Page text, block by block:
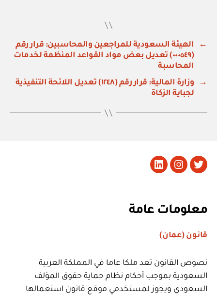
←
الهيئة السعودية للمراجعين والمحاسبين: قرار رقم
(٠٠٠٥٤٩) تعديل بعض مواد القواعد المنظمة لخدمات
المحاسبة
→
وزارة المالية: قرار رقم (١٢٤٨) تعديل اللائحة التنفيذية
لجباية الزكاة
تويتر Instagram
LinkedIn
معلومات عامة
قانون (عمان)
نصوص القانون تعد ملكا عاما في المملكة العربية
السعودية بموجب أحكام نظام حماية حقوق المؤلف
السعودي ويجوز لمستخدمي موقع قانون استعمالها